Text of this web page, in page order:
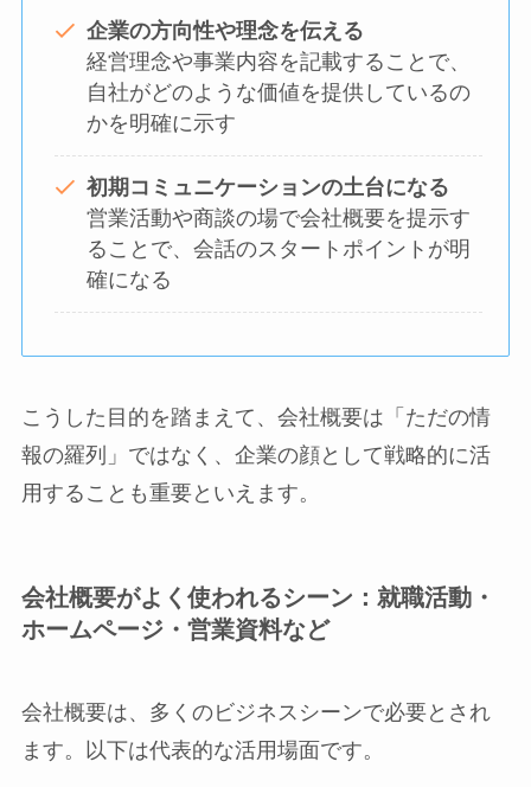
企業の方向性や理念を伝える
経営理念や事業内容を記載することで、
自社がどのような価値を提供しているの
かを明確に示す
初期コミュニケーションの土台になる
営業活動や商談の場で会社概要を提示す
ることで、会話のスタートポイントが明
確になる
こうした目的を踏まえて、会社概要は「ただの情
報の羅列」ではなく、企業の顔として戦略的に活
用することも重要といえます。
会社概要がよく使われるシーン：就職活動・
ホームページ・営業資料など
会社概要は、多くのビジネスシーンで必要とされ
ます。以下は代表的な活用場面です。